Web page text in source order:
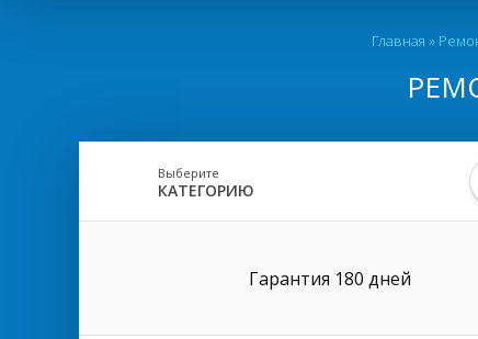
Главная »
Выберите
КАТЕГОРИЮ
Гарантия 180 дней